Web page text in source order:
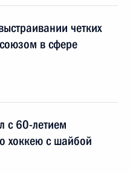
четких
в сфере
с 60-летием
хоккею с шайбой